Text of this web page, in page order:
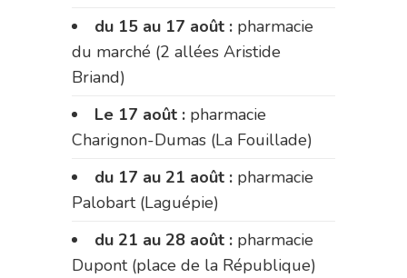
du 15 au 17 août : pharmacie
du marché (2 allées Aristide
Briand)
Le 17 août : pharmacie
Charignon-Dumas (La Fouillade)
du 17 au 21 août : pharmacie
Palobart (Laguépie)
du 21 au 28 août : pharmacie
Dupont (place de la République)